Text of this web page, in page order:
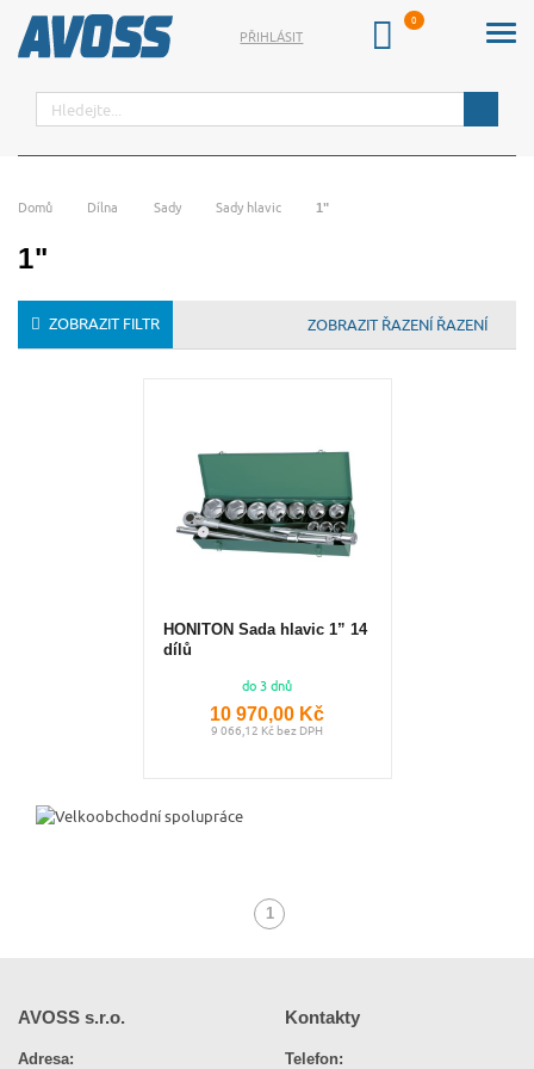
Hledat
PŘIHLÁSIT
Domů Dílna Sady Sady hlavic 1"
1"
ZOBRAZIT FILTR ŘAZENÍ
HONITON Sada hlavic 1” 14
dílů
do 3 dnů
10 970,00 Kč
9 066,12 Kč bez DPH
1
(aktuální)
AVOSS s.r.o.
Adresa:
Kontakty
Telefon: